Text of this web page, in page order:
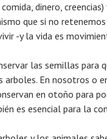
comida, dinero,
que si no
-y la vida es
las semillas para
arboles. En nosotros o
en otoño para
es esencial para la